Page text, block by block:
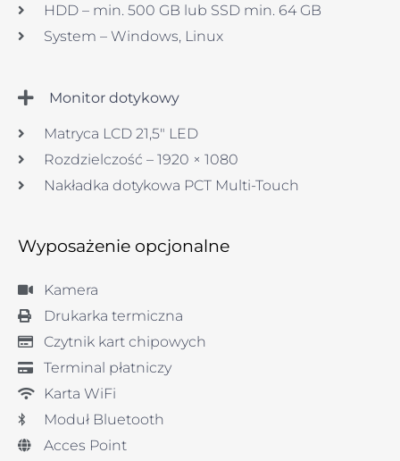
HDD – min. 500 GB lub SSD min. 64 GB
System – Windows, Linux
Monitor dotykowy
Matryca LCD 21,5″ LED
Rozdzielczość – 1920 × 1080
Nakładka dotykowa PCT Multi-Touch
Wyposażenie opcjonalne
Kamera
Drukarka termiczna
Czytnik kart chipowych
Terminal płatniczy
Karta WiFi
Moduł Bluetooth
Acces Point